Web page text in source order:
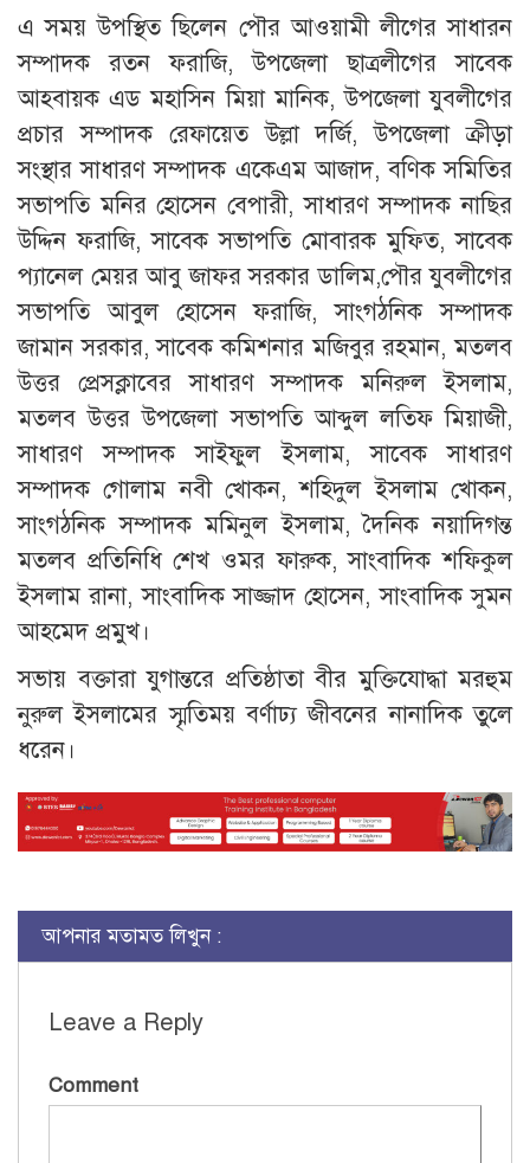
এ সময় উপস্থিত ছিলেন পৌর আওয়ামী লীগের সাধারন
সম্পাদক রতন ফরাজি, উপজেলা ছাত্রলীগের সাবেক
আহবায়ক এড মহাসিন মিয়া মানিক, উপজেলা যুবলীগের
প্রচার সম্পাদক রেফায়েত উল্লা দর্জি, উপজেলা ক্রীড়া
সংস্থার সাধারণ সম্পাদক একেএম আজাদ, বণিক সমিতির
সভাপতি মনির হোসেন বেপারী, সাধারণ সম্পাদক নাছির
উদ্দিন ফরাজি, সাবেক সভাপতি মোবারক মুফ্তি, সাবেক
প্যানেল মেয়র আবু জাফর সরকার ডালিম,পৌর যুবলীগের
সভাপতি আবুল হোসেন ফরাজি, সাংগঠনিক সম্পাদক
জামান সরকার, সাবেক কমিশনার মজিবুর রহমান, মতলব
উত্তর প্রেসক্লাবের সাধারণ সম্পাদক মনিরুল ইসলাম,
মতলব উত্তর উপজেলা সভাপতি আব্দুল লতিফ মিয়াজী,
সাধারণ সম্পাদক সাইফুল ইসলাম, সাবেক সাধারণ
সম্পাদক গোলাম নবী খোকন, শহিদুল ইসলাম খোকন,
সাংগঠনিক সম্পাদক মমিনুল ইসলাম, দৈনিক নয়াদিগন্ত
মতলব প্রতিনিধি শেখ ওমর ফারুক, সাংবাদিক শফিকুল
ইসলাম রানা, সাংবাদিক সাজ্জাদ হোসেন, সাংবাদিক সুমন
আহমেদ প্রমুখ।
সভায় বক্তারা যুগান্তরে প্রতিষ্ঠাতা বীর মুক্তিযোদ্ধা মরহুম
নুরুল ইসলামের স্মৃতিময় বর্ণাঢ্য জীবনের নানাদিক তুলে
ধরেন।
আপনার মতামত লিখুন :
Leave a Reply
Comment